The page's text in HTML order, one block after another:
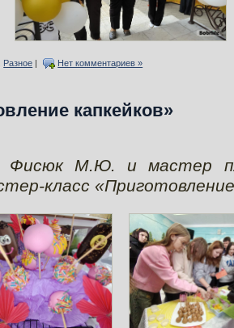
Разное | Нет комментариев »
капкейков»
Фисюк М.Ю. и мастер п/
класс «Приготовление